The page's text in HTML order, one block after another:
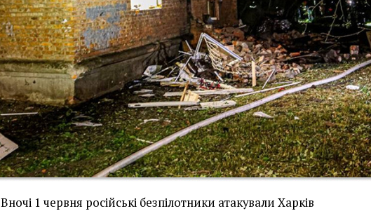
Вночі 1 червня російські безпілотники атакували Харків